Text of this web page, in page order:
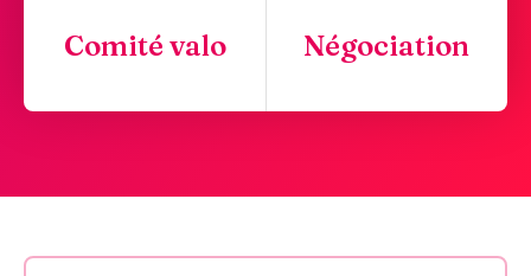
Comité valo Négociation